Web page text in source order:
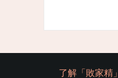
了解「敗家精